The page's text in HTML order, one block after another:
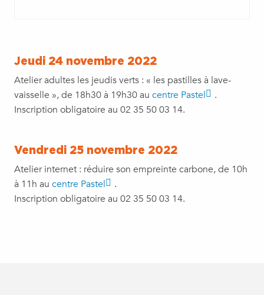
Jeudi 24 novembre 2022
Atelier adultes les jeudis verts : « les pastilles à lave-
vaisselle », de 18h30 à 19h30 au centre Pastel
.
Inscription obligatoire au 02 35 50 03 14.
Vendredi 25 novembre 2022
Atelier internet : réduire son empreinte carbone, de 10h
à 11h au centre Pastel
.
Inscription obligatoire au 02 35 50 03 14.